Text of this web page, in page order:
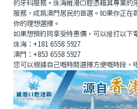
的牙科服務。珠海維港口腔憑藉其專業
服務，成為澳門居民的首選。如果你正在
你的理想選擇。
如果想預約同享受特惠價，可以撥打以下
珠海：+181 6558 5927
澳門：+853 6558 5927
您可以根據自己嘅時間選擇方便嘅時段，